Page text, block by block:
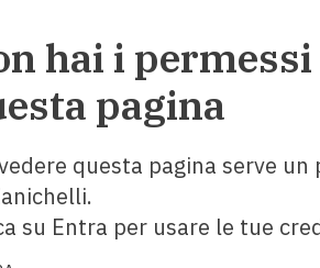
hai i
pagina
questa pagina serve un
su Entra per usare le tue